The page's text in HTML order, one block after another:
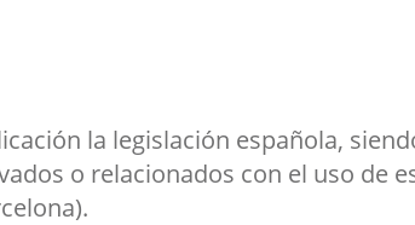
la legislación española,
o relacionados con el uso de